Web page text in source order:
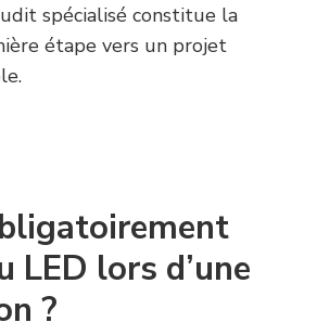
spécialisé constitue la
étape vers un projet
LED lors d’une
?